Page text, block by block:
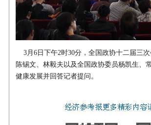
3月6日下午2时30分，全国政协十二届三
陈锡文、林毅夫以及全国政协委员杨凯生、
健康发展并回答记者提问。